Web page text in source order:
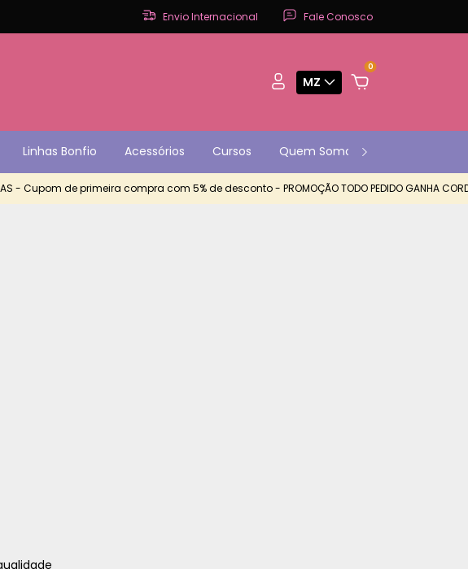
Envio Internacional Fale Conosco
MZ
0
Linhas Bonfio Acessórios Cursos Quem Somos
- Cupom de primeira compra com 5% de desconto - PROMOÇÃO TODO PEDIDO GANHA